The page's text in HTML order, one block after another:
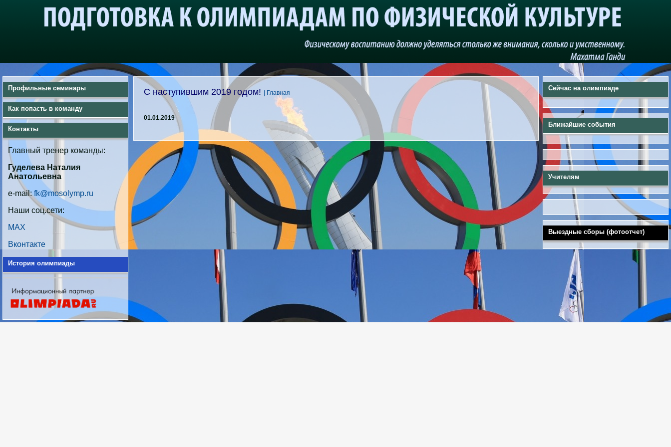
Профильные семинары
Как попасть в команду
Контакты
Главный тренер команды:
Гуделева Наталия
Анатольевна
e-mail:fk@mosolymp.ru
Наши соц.сети:
MAX
Вконтакте
История олимпиады
С наступившим 2019 годом! | Главная
01.01.2019
Сейчас на олимпиаде
Ближайшие события
Учителям
Выездные сборы (фотоотчет)